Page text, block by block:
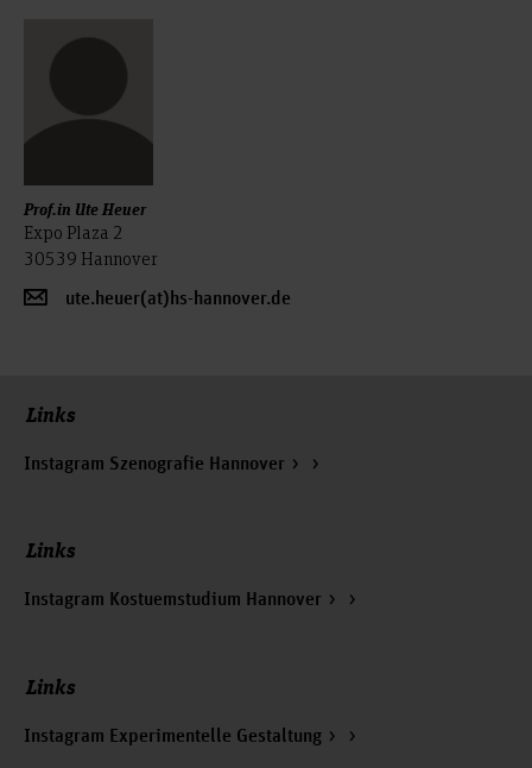
Prof.in Ute Heuer
Expo Plaza 2
30539 Hannover
ute.heuer(at)hs-hannover.de
Links
Instagram Szenografie Hannover
Links
Instagram Kostuemstudium Hannover
Links
Instagram Experimentelle Gestaltung